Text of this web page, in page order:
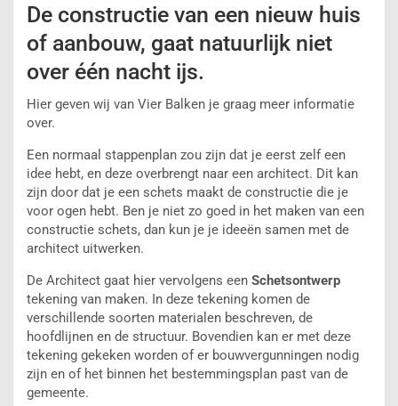
De constructie van een nieuw huis
of aanbouw, gaat natuurlijk niet
over één nacht ijs.
Hier geven wij van Vier Balken je graag meer informatie
over.
Een normaal stappenplan zou zijn dat je eerst zelf een
idee hebt, en deze overbrengt naar een architect. Dit kan
zijn door dat je een schets maakt de constructie die je
voor ogen hebt. Ben je niet zo goed in het maken van een
constructie schets, dan kun je je ideeën samen met de
architect uitwerken.
De Architect gaat hier vervolgens een Schetsontwerp
tekening van maken. In deze tekening komen de
verschillende soorten materialen beschreven, de
hoofdlijnen en de structuur. Bovendien kan er met deze
tekening gekeken worden of er bouwvergunningen nodig
zijn en of het binnen het bestemmingsplan past van de
gemeente.